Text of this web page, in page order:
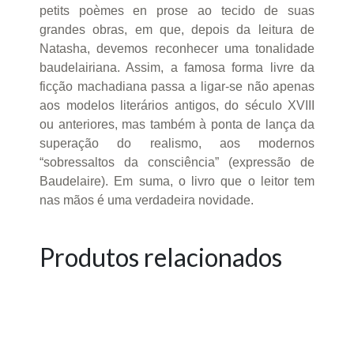
petits poèmes en prose ao tecido de suas
grandes obras, em que, depois da leitura de
Natasha, devemos reconhecer uma tonalidade
baudelairiana. Assim, a famosa forma livre da
ficção machadiana passa a ligar-se não apenas
aos modelos literários antigos, do século XVIII
ou anteriores, mas também à ponta de lança da
superação do realismo, aos modernos
“sobressaltos da consciência” (expressão de
Baudelaire). Em suma, o livro que o leitor tem
nas mãos é uma verdadeira novidade.
Produtos relacionados